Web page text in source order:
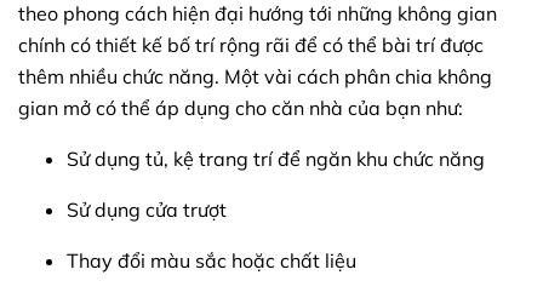
theo phong cách hiện đại hướng tới những không gian
chính có thiết kế bố trí rộng rãi để có thể bài trí được
thêm nhiều chức năng. Một vài cách phân chia không
gian mở có thể áp dụng cho căn nhà của bạn như:
Sử dụng tủ, kệ trang trí để ngăn khu chức năng
Sử dụng cửa trượt
Thay đổi màu sắc hoặc chất liệu